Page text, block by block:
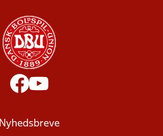
Nyhedsbreve